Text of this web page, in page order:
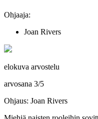
Ohjaaja:
Joan Rivers
elokuva arvostelu
arvosana 3/5
Ohjaus: Joan Rivers